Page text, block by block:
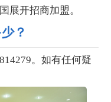
展开招商加盟。
？
。如有任何疑